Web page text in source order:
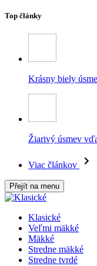
Top články
Krásny biely
Žiarivý úsmev
Viac článkov
Přejít na menu
Klasické
Veľmi mäkké
Mäkké
Stredne mäkké
Stredne tvrdé